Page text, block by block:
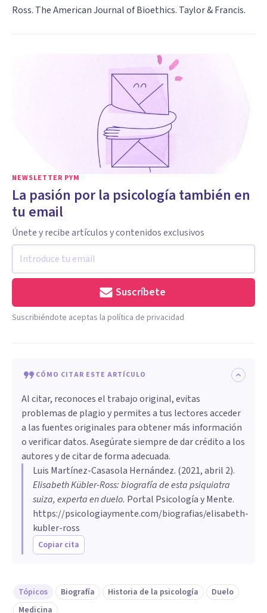
Ross. The American Journal of Bioethics. Taylor & Francis.
NEWSLETTER PYM
La pasión por la psicología también en
tu email
Únete y recibe artículos y contenidos exclusivos
Suscríbete
Suscribiéndote aceptas la política de privacidad
CÓMO CITAR ESTE ARTÍCULO
Al citar, reconoces el trabajo original, evitas
problemas de plagio y permites a tus lectores acceder
a las fuentes originales para obtener más información
o verificar datos. Asegúrate siempre de dar crédito a los
autores y de citar de forma adecuada.
Luis Martínez-Casasola Hernández. (2021, abril 2).
Elisabeth Kübler-Ross: biografía de esta psiquiatra
suiza, experta en duelo. Portal Psicología y Mente.
https://psicologiaymente.com/biografias/elisabeth-
kubler-ross
Copiar cita
Tópicos Biografía Historia de la psicología
Duelo
Medicina